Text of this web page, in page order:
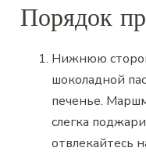
Порядок
Нижнюю
шоколадной
печенье.
слегка
отвлекайтесь